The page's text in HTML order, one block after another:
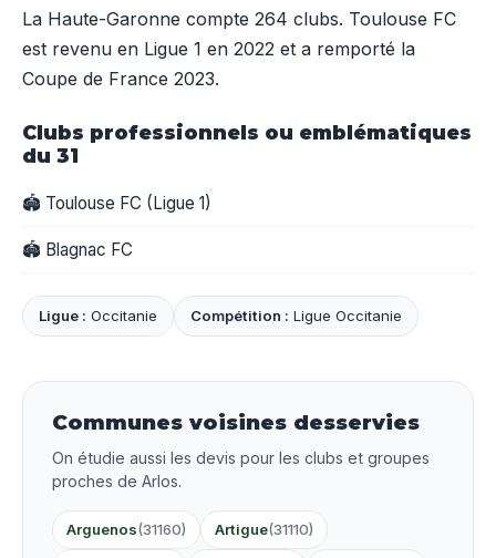
La Haute-Garonne compte 264 clubs. Toulouse FC
est revenu en Ligue 1 en 2022 et a remporté la
Coupe de France 2023.
Clubs professionnels ou emblématiques
du 31
🏟️ Toulouse FC (Ligue 1)
🏟️ Blagnac FC
Ligue : Occitanie Compétition : Ligue Occitanie
Communes voisines desservies
On étudie aussi les devis pour les clubs et groupes
proches de Arlos.
Arguenos(31160) Artigue(31110)